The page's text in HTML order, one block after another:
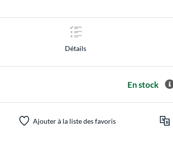
Détails
En stock
Ajouter à la liste des favoris